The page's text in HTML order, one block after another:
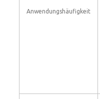
Anwendungshäufigkeit